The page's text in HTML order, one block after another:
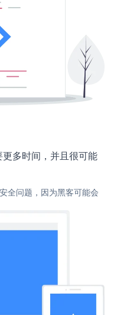
多时间，并且很可能
全问题，因为黑客可能会